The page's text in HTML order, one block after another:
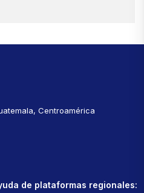
Centroamérica
de plataformas regionales: